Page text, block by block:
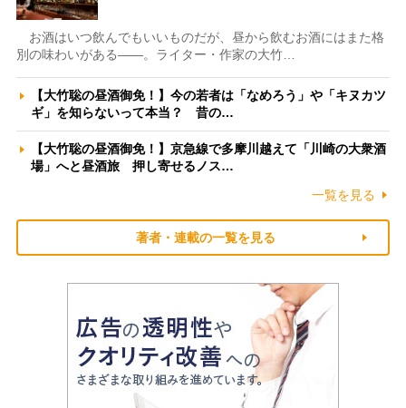
お酒はいつ飲んでもいいものだが、昼から飲むお酒にはまた格
別の味わいがある――。ライター・作家の大竹…
【大竹聡の昼酒御免！】今の若者は「なめろう」や「キヌカツ
ギ」を知らないって本当？ 昔の…
【大竹聡の昼酒御免！】京急線で多摩川越えて「川崎の大衆酒
場」へと昼酒旅 押し寄せるノス…
一覧を見る
著者・連載の一覧を見る